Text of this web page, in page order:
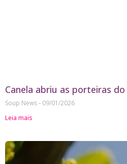
Canela abriu as porteiras
Soup News
09/01/2026
Leia mais